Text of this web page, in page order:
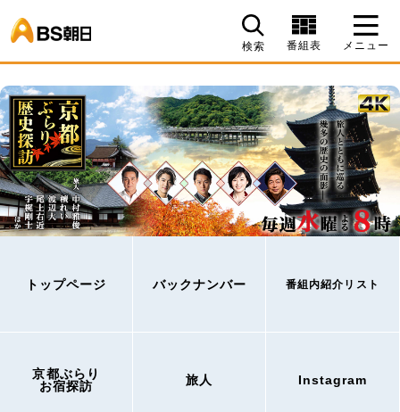
検索 番組表 メニュー
トップページ バックナンバー 番組内紹介リスト
京都ぶらり
お宿探訪
旅人 Instagram